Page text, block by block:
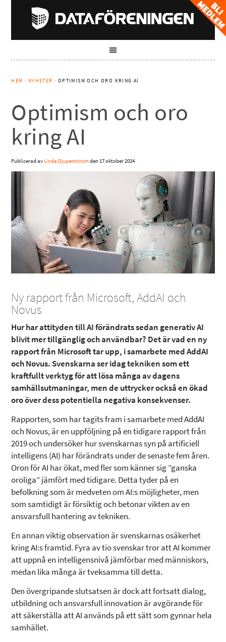
HEM · NYHETER · OPTIMISM OCH ORO KRING AI
Optimism och oro
kring AI
Publicerad av Linda Djupenströmden17 oktober 2024
Ny rapport från Microsoft, AddAI och
Novus
Hur har attityden till AI förändrats sedan generativ AI
blivit mer tillgänglig och användbar? Det är vad en ny
rapport från Microsoft tar upp, i samarbete med AddAI
och Novus. Svenskarna ser idag tekniken som ett
kraftfullt verktyg för att lösa många av dagens
samhällsutmaningar, men de uttrycker också en ökad
oro över dess potentiella negativa konsekvenser.
Rapporten, som har tagits fram i samarbete med AddAI
och Novus, är en uppföljning på en tidigare rapport från
2019 och undersöker hur svenskarnas syn på artificiell
intelligens (AI) har förändrats under de senaste fem åren.
Oron för AI har ökat, med fler som känner sig ”ganska
oroliga” jämfört med tidigare. Detta tyder på en
befolkning som är medveten om AI:s möjligheter, men
som samtidigt är försiktig och betonar vikten av en
ansvarsfull hantering av tekniken.
En annan viktig observation är svenskarnas osäkerhet
kring AI:s framtid. Fyra av tio svenskar tror att AI kommer
att uppnå en intelligensnivå jämförbar med människors,
medan lika många är tveksamma till detta.
Den övergripande slutsatsen är dock att fortsatt dialog,
utbildning och ansvarsfull innovation är avgörande för
att säkerställa att AI används på ett sätt som gynnar hela
samhället.